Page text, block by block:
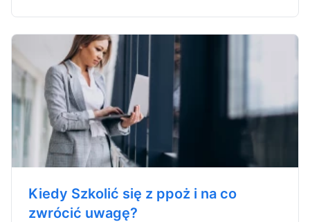
Kiedy Szkolić się z ppoż i na co
zwrócić uwagę?